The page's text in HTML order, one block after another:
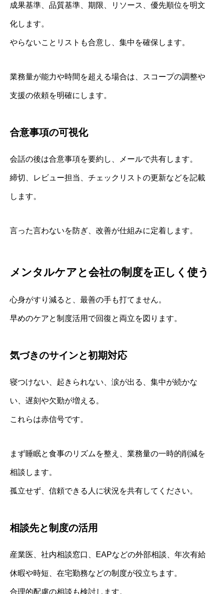
成果基準、品質基準、期限、リソース、優先順位を明文
化します。
やらないことリストも合意し、集中を確保します。
業務量が能力や時間を超える場合は、スコープの調整や
支援の依頼を明確にします。
合意事項の可視化
会話の後は合意事項を要約し、メールで共有します。
締切、レビュー担当、チェックリストの更新などを記載
します。
言った言わないを防ぎ、改善が仕組みに定着します。
メンタルケアと会社の制度を正しく使う
心身がすり減ると、最善の手も打てません。
早めのケアと制度活用で回復と両立を図ります。
気づきのサインと初期対応
寝つけない、起きられない、涙が出る、集中が続かな
い、遅刻や欠勤が増える。
これらは赤信号です。
まず睡眠と食事のリズムを整え、業務量の一時的削減を
相談します。
孤立せず、信頼できる人に状況を共有してください。
相談先と制度の活用
産業医、社内相談窓口、EAPなどの外部相談、年次有給
休暇や時短、在宅勤務などの制度が役立ちます。
合理的配慮の相談も検討します。